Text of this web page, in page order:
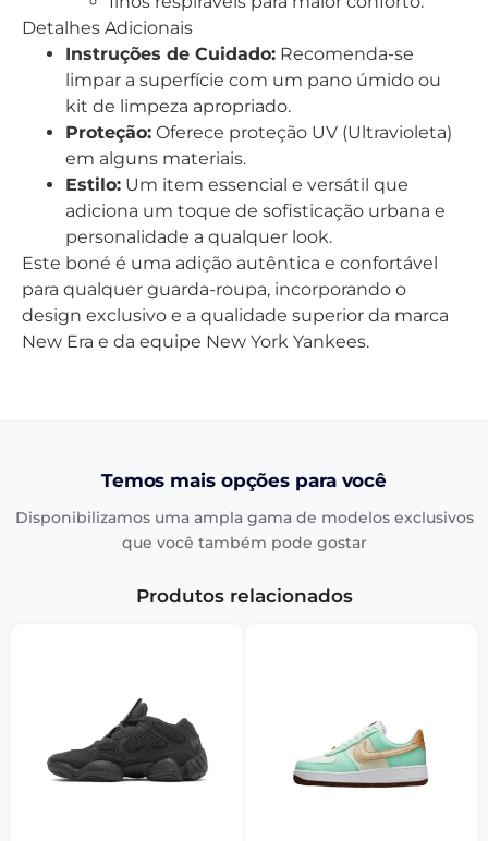
Detalhes Adicionais
Instruções de Cuidado: Recomenda-se
limpar a superfície com um pano úmido ou
kit de limpeza apropriado.
Proteção: Oferece proteção UV (Ultravioleta)
em alguns materiais.
Estilo: Um item essencial e versátil que
adiciona um toque de sofisticação urbana e
personalidade a qualquer look.
Este boné é uma adição autêntica e confortável
para qualquer guarda-roupa, incorporando o
design exclusivo e a qualidade superior da marca
New Era e da equipe New York Yankees.
Temos mais opções para você
Disponibilizamos uma ampla gama de modelos exclusivos
que você também pode gostar
Produtos relacionados